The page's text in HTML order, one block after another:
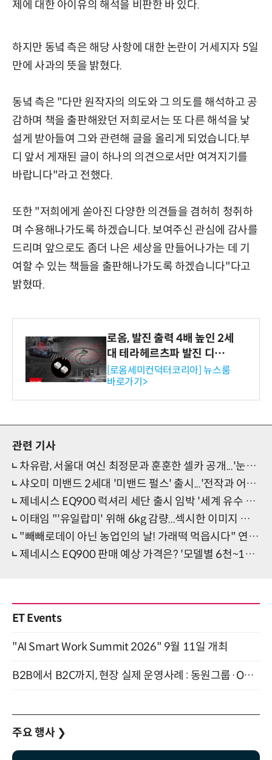
제에 대한 아이유의 해석을 비판한 바 있다.
하지만 동녘 측은 해당 사항에 대한 논란이 거세지자 5일
만에 사과의 뜻을 밝혔다.
동녘 측은 "다만 원작자의 의도와 그 의도를 해석하고 공
감하며 책을 출판해왔던 저희로서는 또 다른 해석을 낯
설게 받아들여 그와 관련해 글을 올리게 되었습니다.부
디 앞서 게재된 글이 하나의 의견으로서만 여겨지기를
바랍니다"라고 전했다.
또한 "저희에게 쏟아진 다양한 의견들을 겸허히 청취하
며 수용해나가도록 하겠습니다. 보여주신 관심에 감사를
드리며 앞으로도 좀더 나은 세상을 만들어나가는 데 기
여할 수 있는 책들을 출판해나가도록 하겠습니다"다고
밝혔따.
로옴, 발진 출력 4배 높인 2세
대 테라헤르츠파 발진 디바이
스 개발
[로옴세미컨덕터코리아] 뉴스룸
바로가기>
관련 기사
차유람, 서울대 여신 최정문과 훈훈한 셀카 공개...'눈부신 미모'
샤오미 미밴드 2세대 '미밴드 펄스' 출시...'전작과 어떻게 다를까?'
제네시스 EQ900 럭셔리 세단 출시 임박 '세계 유수 명차 뛰어넘을까'
이태임 "'유일랍미' 위해 6kg 감량...섹시한 이미지 강해보여서"
"빼빼로데이 아닌 농업인의 날! 가래떡 먹읍시다" 연예인 소신 발언 이어져
제네시스 EQ900 판매 예상 가격은? '모델별 6천~1억 예상'
ET Events
"AI Smart Work Summit 2026" 9월 11일 개최
B2B에서 B2C까지, 현장 실제 운영사례 : 동원그룹·OCI·다이닝브랜즈그룹·당근 (8/27)
주요 행사 ❯